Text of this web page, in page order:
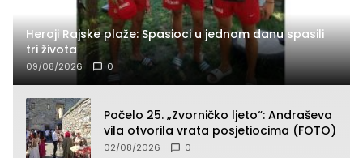
Heroji Rajske plaže: Spasioci u jednom danu spasili
tri života
09/08/2026 0
Počelo 25. „Zvorničko ljeto“: Andraševa
vila otvorila vrata posjetiocima (FOTO)
02/08/2026 0